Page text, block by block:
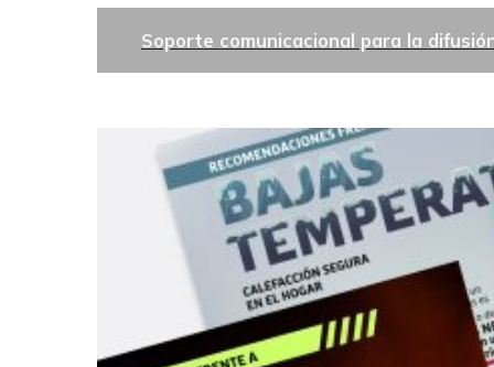
Soporte comunicacional para la